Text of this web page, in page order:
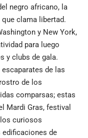
negro africano, la
clama libertad.
y New York,
para luego
y clubs de gala.
de las
de los
comparsas; estas
Mardi Gras, festival
curiosos
de